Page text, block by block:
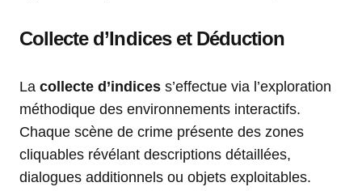
Collecte d’Indices et Déduction
La collecte d’indices s’effectue via l’exploration
méthodique des environnements interactifs.
Chaque scène de crime présente des zones
cliquables révélant descriptions détaillées,
dialogues additionnels ou objets exploitables.